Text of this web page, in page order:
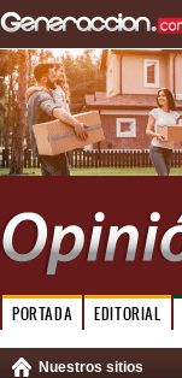
PORTADA EDITORIAL
Nuestros sitios